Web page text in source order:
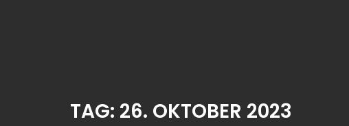
TAG: 26. OKTOBER 2023